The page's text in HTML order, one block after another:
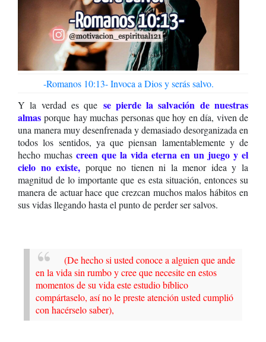
-Romanos 10:13- Invoca a Dios y serás salvo.
Y la verdad es que se pierde la salvación de nuestras
almasporque hay muchas personas que hoy en día, viven de
una manera muy desenfrenada y demasiado desorganizada en
todos los sentidos, ya que piensan lamentablemente y de
hecho muchas creen que la vida eterna en un juego y el
cielo no existe, porque no tienen ni la menor idea y la
magnitud de lo importante que es esta situación, entonces su
manera de actuar hace que crezcan muchos malos hábitos en
sus vidas llegando hasta el punto de perder ser salvos.
(De hecho si usted conoce a alguien que ande
en la vida sin rumbo y cree que necesite en estos
momentos de su vida este estudio bíblico
compártaselo, así no le preste atención usted cumplió
con hacérselo saber),